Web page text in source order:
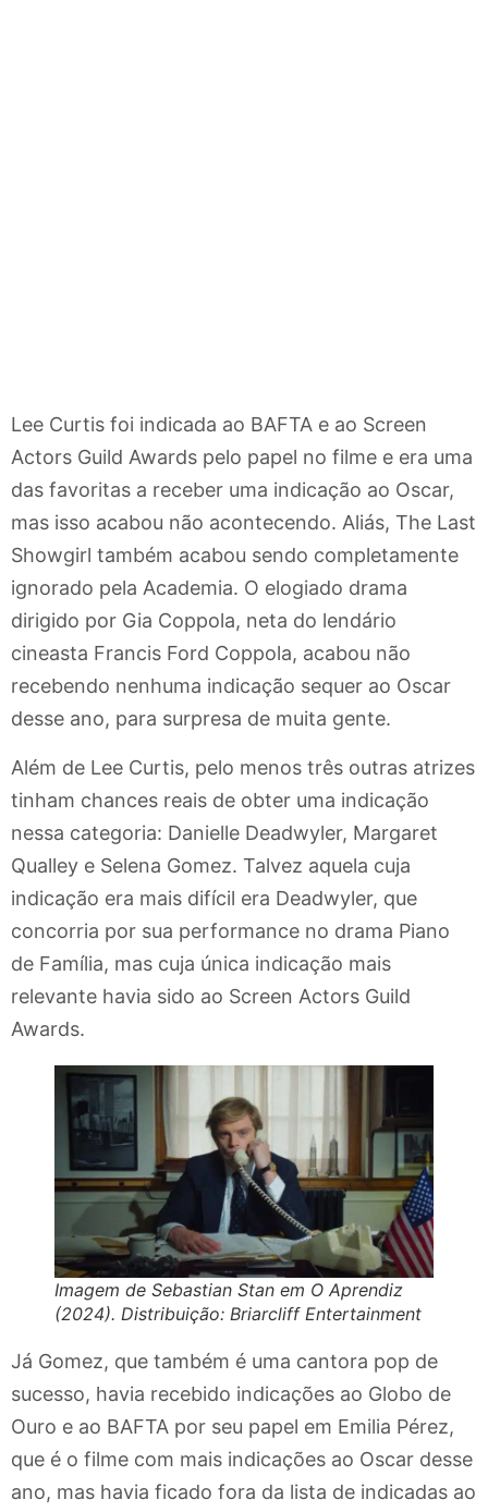
Lee Curtis foi indicada ao BAFTA e ao Screen
Actors Guild Awards pelo papel no filme e era uma
das favoritas a receber uma indicação ao Oscar,
mas isso acabou não acontecendo. Aliás, The Last
Showgirl também acabou sendo completamente
ignorado pela Academia. O elogiado drama
dirigido por Gia Coppola, neta do lendário
cineasta Francis Ford Coppola, acabou não
recebendo nenhuma indicação sequer ao Oscar
desse ano, para surpresa de muita gente.
Além de Lee Curtis, pelo menos três outras atrizes
tinham chances reais de obter uma indicação
nessa categoria: Danielle Deadwyler, Margaret
Qualley e Selena Gomez. Talvez aquela cuja
indicação era mais difícil era Deadwyler, que
concorria por sua performance no drama Piano
de Família, mas cuja única indicação mais
relevante havia sido ao Screen Actors Guild
Awards.
Imagem de Sebastian Stan em O Aprendiz
(2024). Distribuição: Briarcliff Entertainment
Já Gomez, que também é uma cantora pop de
sucesso, havia recebido indicações ao Globo de
Ouro e ao BAFTA por seu papel em Emilia Pérez,
que é o filme com mais indicações ao Oscar desse
ano, mas havia ficado fora da lista de indicadas ao